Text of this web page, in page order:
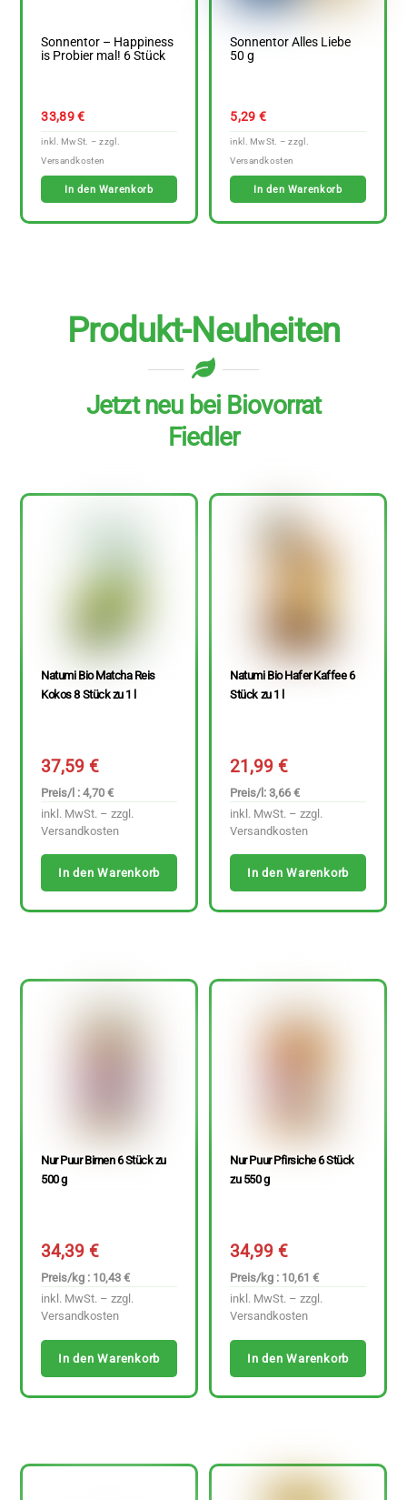
Sonnentor – Happiness
is Probier mal! 6 Stück
33,89€
In den Warenkorb
Sonnentor Alles Liebe
50 g
5,29 €
In den Warenkorb
Produkt-Neuheiten
Jetzt neu bei Biovorrat
Fiedler
Natumi Bio Matcha Reis
Kokos 8 Stück zu 1 l
37,59€
Preis/l : 4,70 €
inkl. MwSt. – zzgl.
Versandkosten
In den Warenkorb
Natumi Bio Hafer Kaffee 6
Stück zu 1 l
21,99€
Preis/l: 3,66 €
inkl. MwSt. – zzgl.
Versandkosten
In den Warenkorb
Nur Puur Birnen 6 Stück zu
500 g
34,39€
Preis/kg : 10,43 €
inkl. MwSt. – zzgl.
Versandkosten
In den Warenkorb
Nur Puur Pfirsiche 6 Stück
zu 550 g
34,99€
Preis/kg : 10,61 €
inkl. MwSt. – zzgl.
Versandkosten
In den Warenkorb